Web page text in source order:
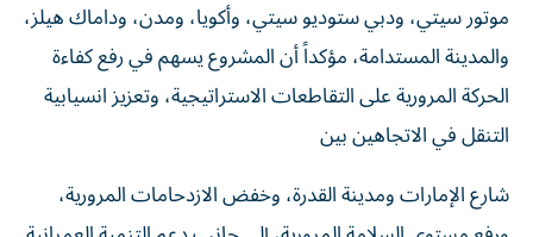
موتور سيتي، ودبي ستوديو سيتي، وأكويا، ومدن، وداماك هيلز،
والمدينة المستدامة، مؤكداً أن المشروع يسهم في رفع كفاءة
الحركة المرورية على التقاطعات الاستراتيجية، وتعزيز انسيابية
التنقل في الاتجاهين بين
شارع الإمارات ومدينة القدرة، وخفض الازدحامات المرورية،